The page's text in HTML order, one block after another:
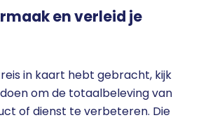
en verleid je
in kaart hebt gebracht, kijk
om de totaalbeleving van
of dienst te verbeteren. Die